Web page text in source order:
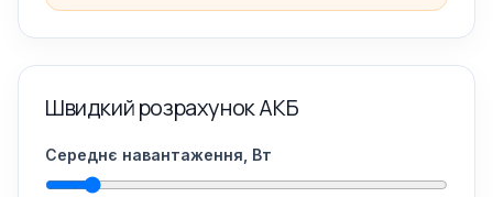
Швидкий розрахунок АКБ
Середнє навантаження, Вт